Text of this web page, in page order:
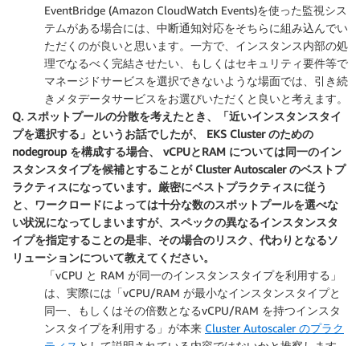
EventBridge (Amazon CloudWatch Events)を使った監視シス
テムがある場合には、中断通知対応をそちらに組み込んでい
ただくのが良いと思います。一方で、インスタンス内部の処
理でなるべく完結させたい、もしくはセキュリティ要件等で
マネージドサービスを選択できないような場面では、引き続
きメタデータサービスをお選びいただくと良いと考えます。
Q. スポットプールの分散を考えたとき、「近いインスタンスタイ
プを選択する」というお話でしたが、 EKS Cluster のための
nodegroup を構成する場合、 vCPUとRAM については同一のイン
スタンスタイプを候補とすることが Cluster Autoscaler のベストプ
ラクティスになっています。厳密にベストプラクティスに従う
と、ワークロードによっては十分な数のスポットプールを選べな
い状況になってしまいますが、スペックの異なるインスタンスタ
イプを指定することの是非、その場合のリスク、代わりとなるソ
リューションについて教えてください。
「vCPU と RAM が同一のインスタンスタイプを利用する」
は、実際には「vCPU/RAM が最小なインスタンスタイプと
同一、もしくはその倍数となるvCPU/RAM を持つインスタ
ンスタイプを利用する」が本来 Cluster Autoscaler のプラク